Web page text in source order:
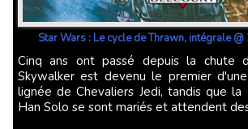
Star Wars : Le cycle de Thrawn, intégrale
Cinq ans ont passé depuis la chute de l'Empire. Luke
Skywalker est devenu le premier
lignée de Chevaliers Jedi, tandis que la
Han Solo se sont mariés et attendent